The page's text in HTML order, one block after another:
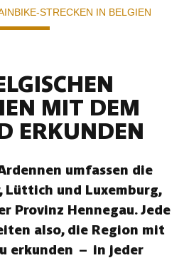
STRECKEN IN BELGIEN
MIT DEM
ERKUNDEN
umfassen die
Lüttich und Luxemburg,
Provinz Hennegau. Jede
also, die Region mit
erkunden – in jeder